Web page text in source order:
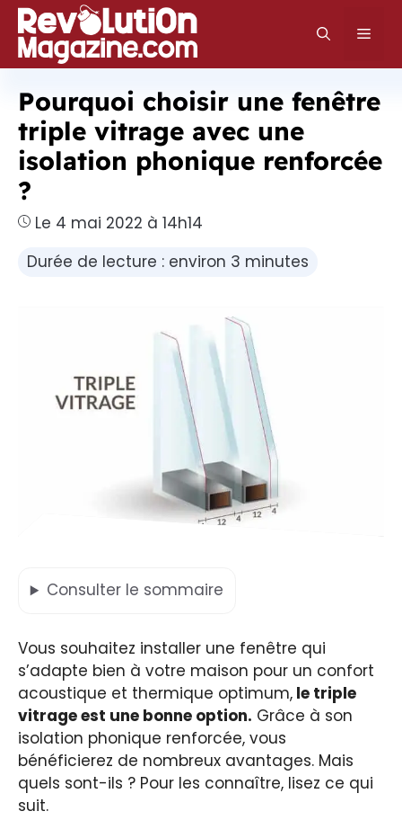
Aller
au
contenu
Pourquoi choisir une fenêtre
triple vitrage avec une
isolation phonique renforcée
?
Le 4 mai 2022 à 14h14
Durée de lecture : environ 3 minutes
Consulter le sommaire
Vous souhaitez installer une fenêtre qui
s’adapte bien à votre maison pour un confort
acoustique et thermique optimum, le triple
vitrage est une bonne option. Grâce à son
isolation phonique renforcée, vous
bénéficierez de nombreux avantages. Mais
quels sont-ils ? Pour les connaître, lisez ce qui
suit.